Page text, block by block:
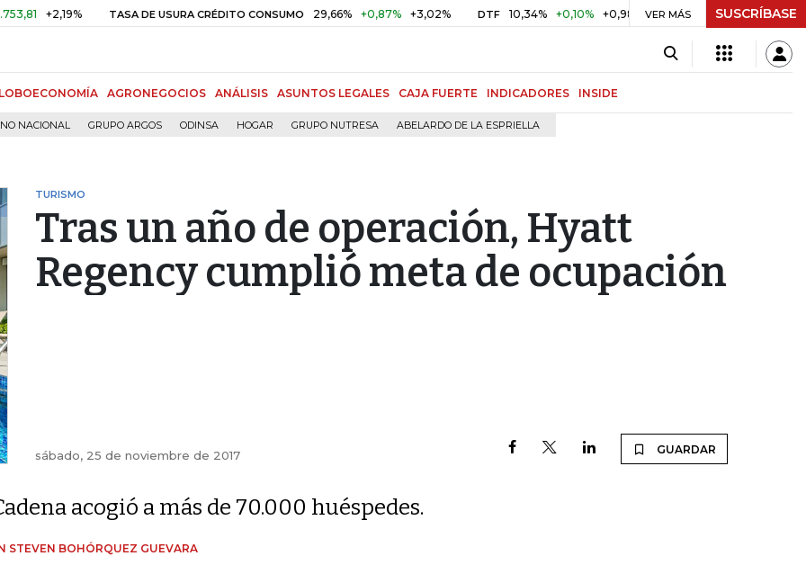
+2,19% TASA DE USURA CRÉDITO CONSUMO 29,66% +0,87% +3,02% DTF 10,34% +0,10% +0,98% UVR $ 416,91 +$ 0,05 +0,01%
VER MÁS SUSCRÍBASE
AGRONEGOCIOS ANÁLISIS ASUNTOS LEGALES CAJA FUERTE INDICADORES INSIDE
NACIONAL GRUPO ARGOS ODINSA HOGAR GRUPO NUTRESA ABELARDO DE LA ESPRIELLA
TURISMO
Tras un año de operación, Hyatt
Regency cumplió meta de ocupación
sábado, 25 de noviembre de 2017 GUARDAR
acogió a más de 70.000 huéspedes.
STEVEN BOHÓRQUEZ GUEVARA